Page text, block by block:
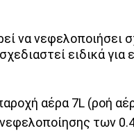
να νεφελοποιήσει
ειδικά
αέρα 7L (ροή
των 0.4